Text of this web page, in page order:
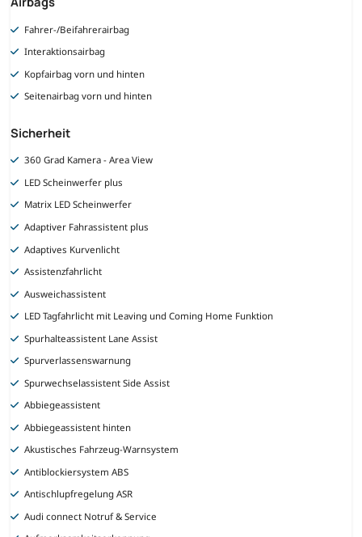
Fahrer-/Beifahrerairbag
Interaktionsairbag
Kopfairbag vorn und hinten
Seitenairbag vorn und hinten
Sicherheit
360 Grad Kamera - Area View
LED Scheinwerfer plus
Matrix LED Scheinwerfer
Adaptiver Fahrassistent plus
Adaptives Kurvenlicht
Assistenzfahrlicht
Ausweichassistent
LED Tagfahrlicht mit Leaving und Coming Home Funktion
Spurhalteassistent Lane Assist
Spurverlassenswarnung
Spurwechselassistent Side Assist
Abbiegeassistent
Abbiegeassistent hinten
Akustisches Fahrzeug-Warnsystem
Antiblockiersystem ABS
Antischlupfregelung ASR
Audi connect Notruf & Service